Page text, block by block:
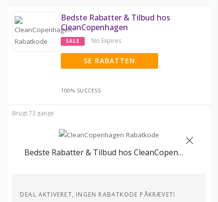
Bedste Rabatter & Tilbud hos
CleanCopenhagen
SALE No Expires
SE RABATTEN
100% SUCCESS
Brugt 73 gange
Bedste Rabatter & Tilbud hos CleanCopenhagen
DEAL AKTIVERET, INGEN RABATKODE PÅKRÆVET!